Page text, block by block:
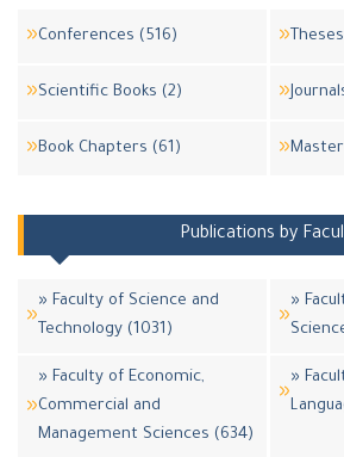
Conferences (516)
Scientific Books (2)
Book Chapters (61)
Publications by
» Faculty of Science and
Technology (1031)
»
» Faculty of Economic,
Commercial and
Management Sciences (634)
»